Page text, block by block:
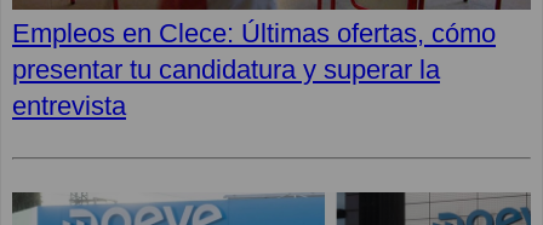
Empleos en Clece: Últimas ofertas, cómo
presentar tu candidatura y superar la
entrevista